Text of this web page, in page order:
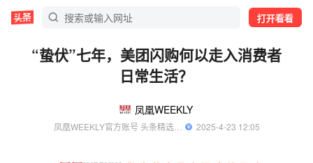
打开看看
“蛰伏”七年，美团闪购何以走入消费者
日常生活？
凤凰WEEKLY
凤凰WEEKLY官方账号 头条精选作者
  2025-4-23 12:05